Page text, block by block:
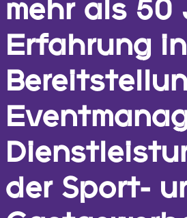
mehr als 50
Erfahrung
der Sport-